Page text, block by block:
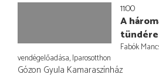
11:00
A
tündére
Fabók
vendégelőadása, Iparosotthon
Gózon Gyula Kamaraszínház